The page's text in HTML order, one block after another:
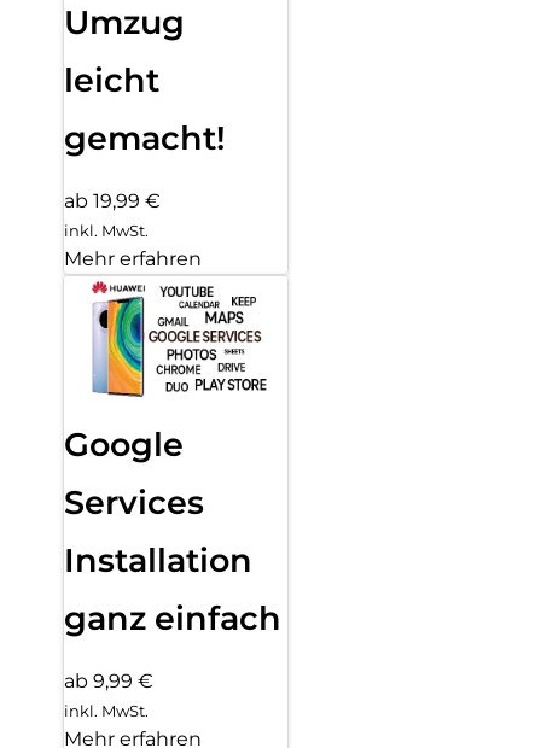
Umzug
leicht
gemacht!
ab 19,99 €
inkl. MwSt.
Mehr erfahren
Google
Services
Installation
ganz einfach
ab 9,99 €
inkl. MwSt.
Mehr erfahren